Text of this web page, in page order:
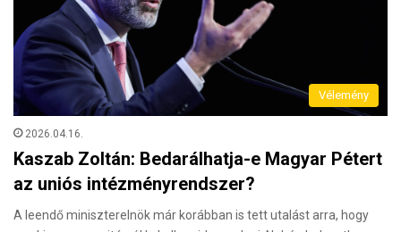
Vélemény
2026.04.16.
Kaszab Zoltán: Bedarálhatja-e Magyar Pétert
az uniós intézményrendszer?
A leendő miniszterelnök már korábban is tett utalást arra, hogy